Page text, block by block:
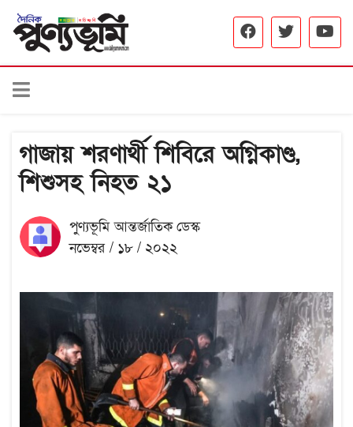
গাজায় শরণার্থী শিবিরে অগ্নিকাণ্ড,
শিশুসহ নিহত ২১
পুণ্যভূমি আন্তর্জাতিক ডেস্ক
নভেম্বর / ১৮ / ২০২২